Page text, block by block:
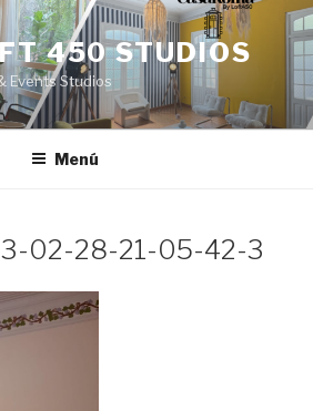
450 STUDIOS
Events Studios
Menú
02-28-21-05-42-3